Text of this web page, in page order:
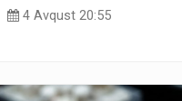
4 Avqust 20:55